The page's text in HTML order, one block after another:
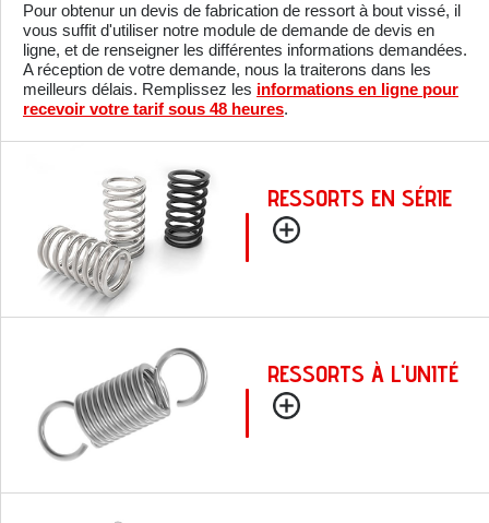
Pour obtenur un devis de fabrication de ressort à bout vissé, il
vous suffit d'utiliser notre module de demande de devis en
ligne, et de renseigner les différentes informations demandées.
A réception de votre demande, nous la traiterons dans les
meilleurs délais. Remplissez les informations en ligne pour
recevoir votre tarif sous 48 heures.
RESSORTS EN SÉRIE
RESSORTS À L'UNITÉ